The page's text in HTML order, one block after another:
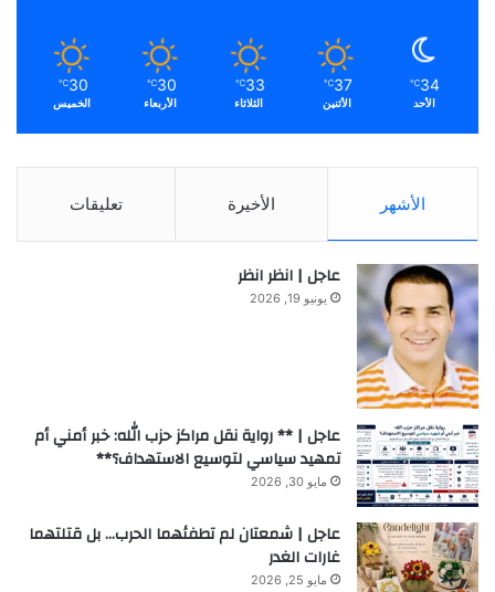
34
℃
الأحد
37
℃
الأثنين
33
℃
الثلاثاء
30
℃
الأربعاء
30
℃
الخميس
الأشهر الأخيرة تعليقات
عاجل | انظر انظر
يونيو 19, 2026
عاجل | ** رواية نقل مراكز حزب الله: خبر أمني أم
تمهيد سياسي لتوسيع الاستهداف؟**
مايو 30, 2026
عاجل | شمعتان لم تطفئهما الحرب… بل قتلتهما
غارات الغدر
مايو 25, 2026